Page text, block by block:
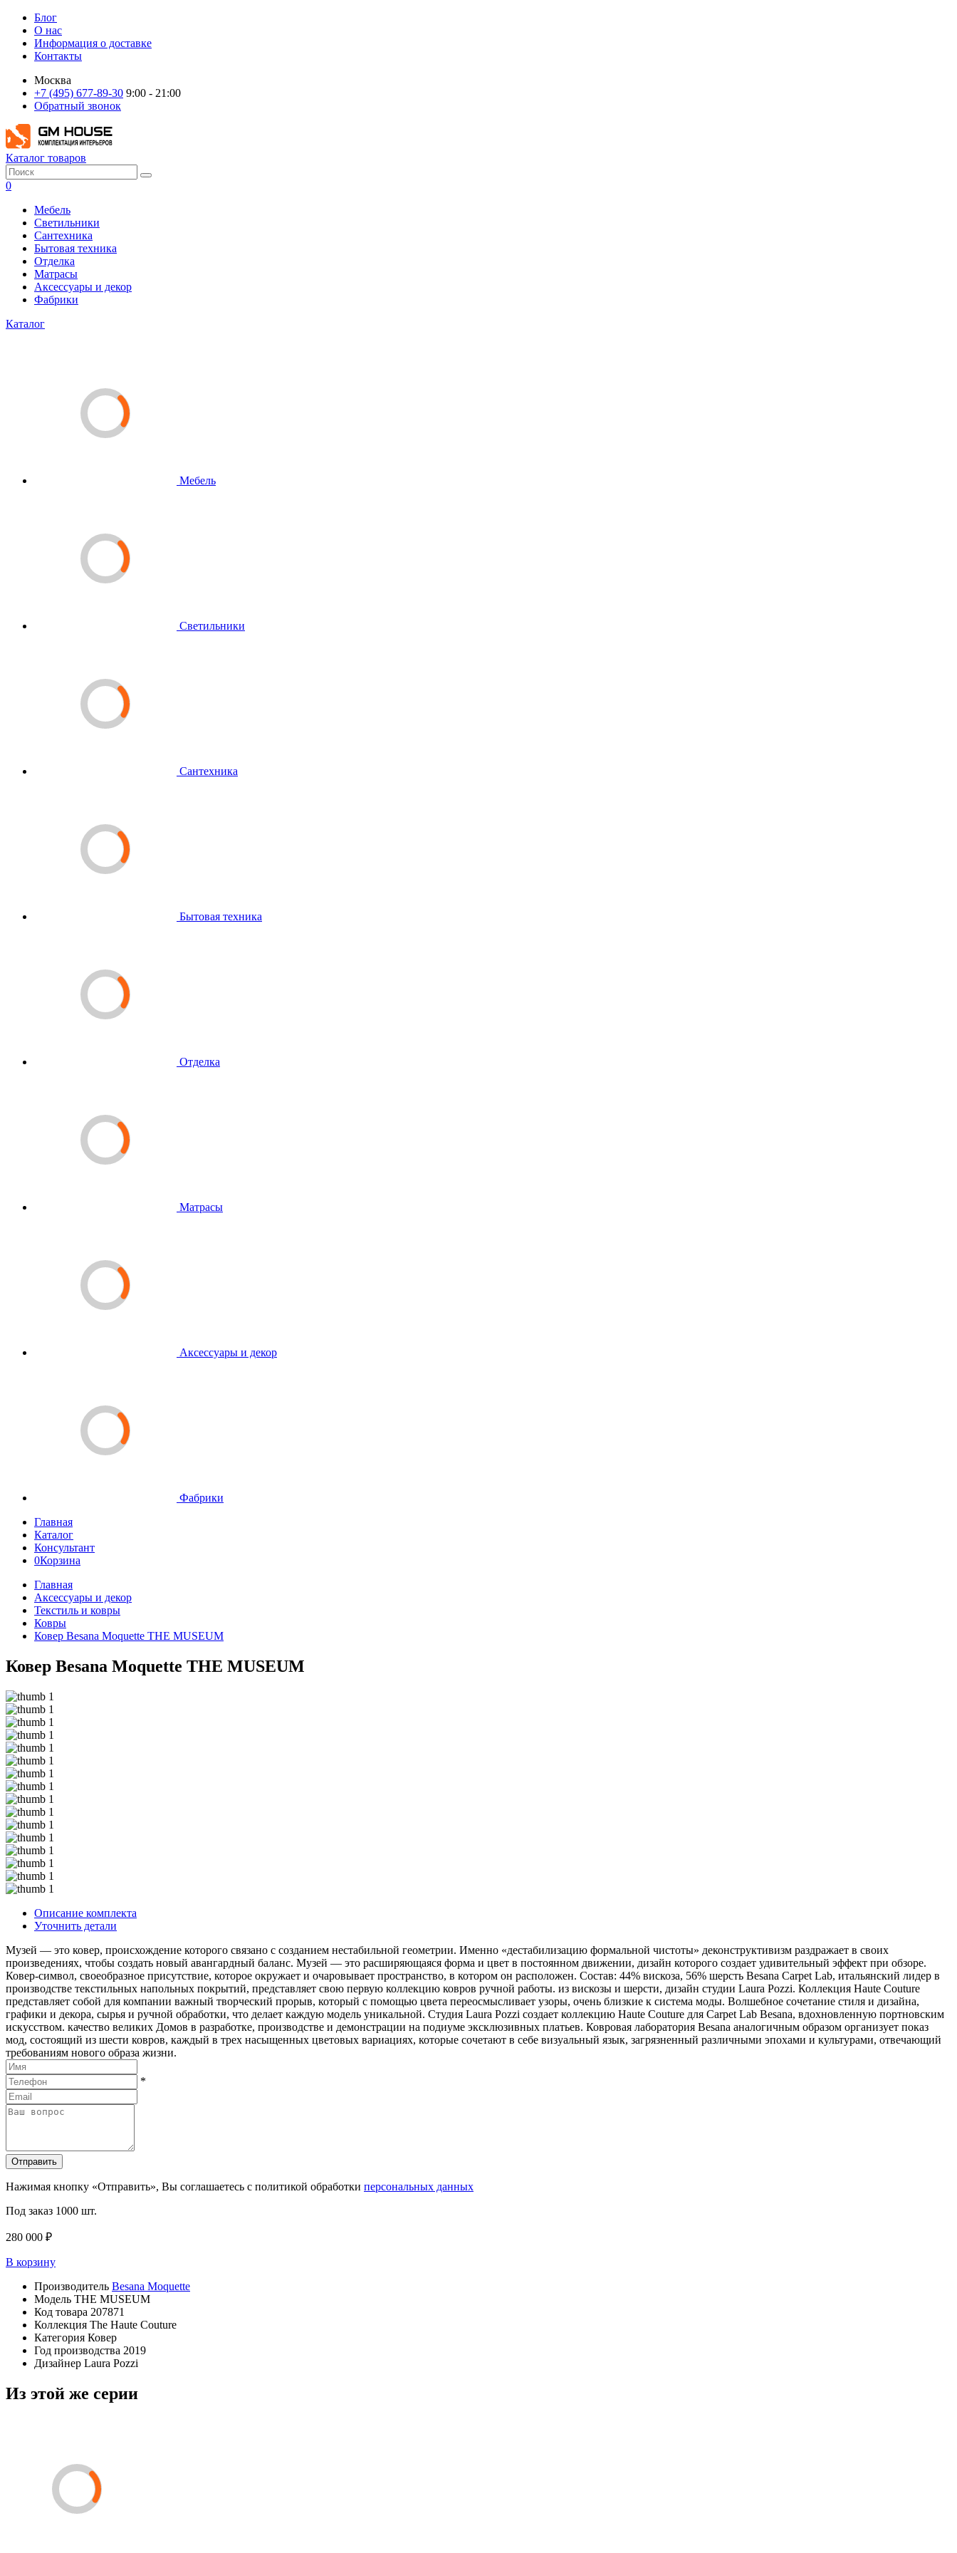
Блог
О нас
Информация о доставке
Контакты
Москва
+7 (495) 677-89-30 9:00 - 21:00
Обратный звонок
Каталог товаров
0
Мебель
Светильники
Сантехника
Бытовая техника
Отделка
Матрасы
Аксессуары и декор
Фабрики
Каталог
Мебель
Светильники
Сантехника
Бытовая техника
Отделка
Матрасы
Аксессуары и декор
Фабрики
Главная
Каталог
Консультант
0Корзина
Главная
Аксессуары и декор
Текстиль и ковры
Ковры
Ковер Besana Moquette THE MUSEUM
Ковер Besana Moquette THE MUSEUM
Описание комплекта
Уточнить детали
Музей — это ковер, происхождение которого связано с созданием нестабильной геометрии. Именно «дестабилизацию формальной чистоты» деконструктивизм раздражает в своих
произведениях, чтобы создать новый авангардный баланс. Музей — это расширяющаяся форма и цвет в постоянном движении, дизайн которого создает удивительный эффект при обзоре.
Ковер-символ, своеобразное присутствие, которое окружает и очаровывает пространство, в котором он расположен. Состав: 44% вискоза, 56% шерсть Besana Carpet Lab, итальянский лидер в
производстве текстильных напольных покрытий, представляет свою первую коллекцию ковров ручной работы. из вискозы и шерсти, дизайн студии Laura Pozzi. Коллекция Haute Couture
представляет собой для компании важный творческий прорыв, который с помощью цвета переосмысливает узоры, очень близкие к система моды. Волшебное сочетание стиля и дизайна,
графики и декора, сырья и ручной обработки, что делает каждую модель уникальной. Студия Laura Pozzi создает коллекцию Haute Couture для Carpet Lab Besana, вдохновленную портновским
искусством. качество великих Домов в разработке, производстве и демонстрации на подиуме эксклюзивных платьев. Ковровая лаборатория Besana аналогичным образом организует показ
мод, состоящий из шести ковров, каждый в трех насыщенных цветовых вариациях, которые сочетают в себе визуальный язык, загрязненный различными эпохами и культурами, отвечающий
требованиям нового образа жизни.
*
Отправить
Нажимая кнопку «Отправить», Вы соглашаетесь с политикой обработки персональных данных
Под заказ 1000 шт.
280 000 ₽
В корзину
Производитель Besana Moquette
Модель THE MUSEUM
Код товара 207871
Коллекция The Haute Couture
Категория Ковер
Год производства 2019
Дизайнер Laura Pozzi
Из этой же серии